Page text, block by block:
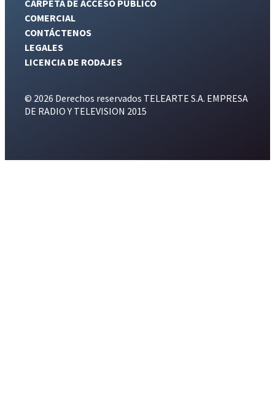
CARPETA DE ACCESO PÚBLICO
COMERCIAL
CONTÁCTENOS
LEGALES
LICENCIA DE RODAJES
© 2026 Derechos reservados TELEARTE S.A. EMPRESA
DE RADIO Y TELEVISION 2015